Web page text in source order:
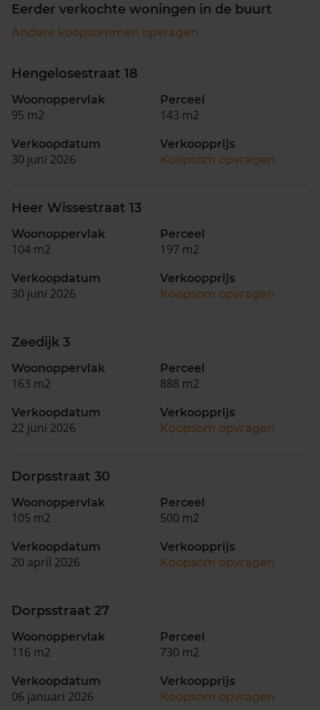
Eerder verkochte woningen in de buurt
Andere koopsommen opvragen
Hengelosestraat 18
Woonoppervlak
95 m2
Perceel
143 m2
Verkoopdatum
30 juni 2026
Verkoopprijs
Koopsom opvragen
Heer Wissestraat 13
Woonoppervlak
104 m2
Perceel
197 m2
Verkoopdatum
30 juni 2026
Verkoopprijs
Koopsom opvragen
Zeedijk 3
Woonoppervlak
163 m2
Perceel
888 m2
Verkoopdatum
22 juni 2026
Verkoopprijs
Koopsom opvragen
Dorpsstraat 30
Woonoppervlak
105 m2
Perceel
500 m2
Verkoopdatum
20 april 2026
Verkoopprijs
Koopsom opvragen
Dorpsstraat 27
Woonoppervlak
116 m2
Perceel
730 m2
Verkoopdatum
06 januari 2026
Verkoopprijs
Koopsom opvragen